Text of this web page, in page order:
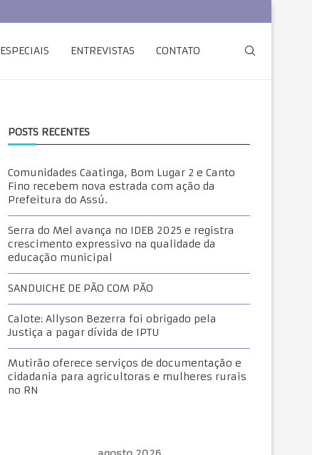
ESPECIAIS ENTREVISTAS CONTATO
POSTS RECENTES
Comunidades Caatinga, Bom Lugar 2 e Canto
Fino recebem nova estrada com ação da
Prefeitura do Assú.
Serra do Mel avança no IDEB 2025 e registra
crescimento expressivo na qualidade da
educação municipal
SANDUICHE DE PÃO COM PÃO
Calote: Allyson Bezerra foi obrigado pela
Justiça a pagar dívida de IPTU
Mutirão oferece serviços de documentação e
cidadania para agricultoras e mulheres rurais
no RN